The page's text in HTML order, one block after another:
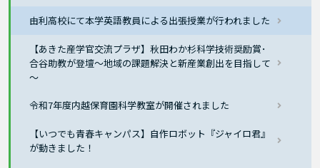
由利高校にて本学英語教員による出張授業が行われました
【あきた産学官交流プラザ】秋田わか杉科学技術奨励賞･
合谷助教が登壇～地域の課題解決と新産業創出を目指して
～
令和7年度内越保育園科学教室が開催されました
【いつでも青春キャンパス】自作ロボット『ジャイロ君』
が動きました！